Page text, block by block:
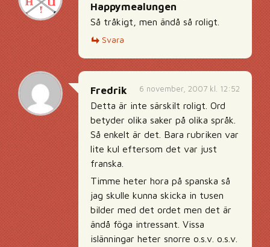
Happymealungen
Så tråkigt, men ändå så roligt.
Svara
6 november, 2007 kl. 12:52
Fredrik
Detta är inte särskilt roligt. Ord
betyder olika saker på olika språk.
Så enkelt är det. Bara rubriken var
lite kul eftersom det var just
franska.
Timme heter hora på spanska så
jag skulle kunna skicka in tusen
bilder med det ordet men det är
ändå föga intressant. Vissa
islänningar heter snorre o.s.v. o.s.v.